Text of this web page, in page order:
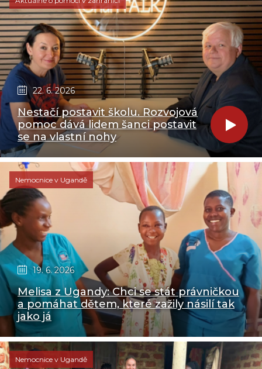
22. 6. 2026
Nestačí postavit školu. Rozvojová
pomoc dává lidem šanci postavit
se na vlastní nohy
Nemocnice v Ugandě
19. 6. 2026
Melisa z Ugandy: Chci se stát právničkou
a pomáhat dětem, které zažily násilí tak
jako já
Nemocnice v Ugandě